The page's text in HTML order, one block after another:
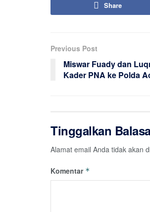
Share
Previous Post
Miswar Fuady dan
Kader PNA ke Polda
Tinggalkan
Alamat email Anda tidak akan
Komentar *